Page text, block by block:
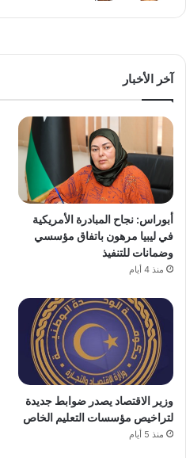
آخر الأخبار
أبوراس: نجاح المبادرة الأمريكية
في ليبيا مرهون باتفاق مؤسسي
وضمانات للتنفيذ
منذ 4 أيام
وزير الاقتصاد يصدر ضوابط جديدة
لتراخيص مؤسسات التعليم الخاص
منذ 5 أيام